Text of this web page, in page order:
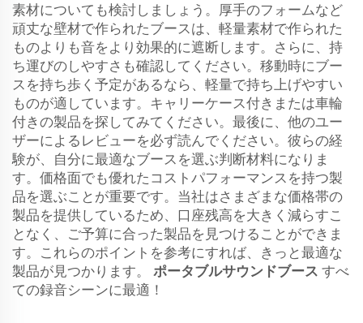
素材についても検討しましょう。厚手のフォームなど
頑丈な壁材で作られたブースは、軽量素材で作られた
ものよりも音をより効果的に遮断します。さらに、持
ち運びのしやすさも確認してください。移動時にブー
スを持ち歩く予定があるなら、軽量で持ち上げやすい
ものが適しています。キャリーケース付きまたは車輪
付きの製品を探してみてください。最後に、他のユー
ザーによるレビューを必ず読んでください。彼らの経
験が、自分に最適なブースを選ぶ判断材料になりま
す。価格面でも優れたコストパフォーマンスを持つ製
品を選ぶことが重要です。当社はさまざまな価格帯の
製品を提供しているため、口座残高を大きく減らすこ
となく、ご予算に合った製品を見つけることができま
す。これらのポイントを参考にすれば、きっと最適な
製品が見つかります。 ポータブルサウンドブース すべ
ての録音シーンに最適！